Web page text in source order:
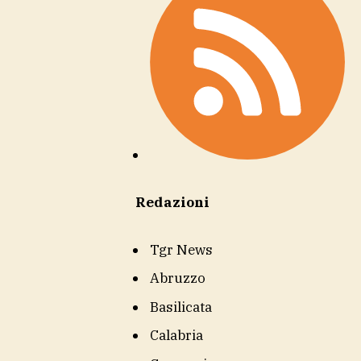
Redazioni
Tgr News
Abruzzo
Basilicata
Calabria